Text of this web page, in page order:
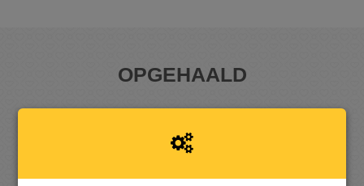
OPGEHAALD
2